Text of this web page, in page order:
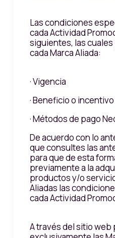
Las condiciones
cada Actividad
siguientes, las
cada Marca Aliada:
· Vigencia
· Beneficio o
· Métodos de pago
De acuerdo con lo
que consultes las
para que de esta
previamente a la
productos y/o
Aliadas las
cada Actividad
A través del sitio